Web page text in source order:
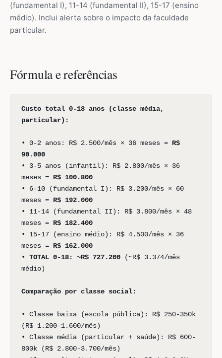
(fundamental I), 11-14 (fundamental II), 15-17 (ensino
médio). Inclui alerta sobre o impacto da faculdade
particular.
Fórmula e referências
Custo total 0-18 anos (classe média,
particular):
• 0-2 anos: R$ 2.500/mês × 36 meses = R$
90.000
• 3-5 anos (infantil): R$ 2.800/mês × 36
meses = R$ 100.800
• 6-10 (fundamental I): R$ 3.200/mês × 60
meses = R$ 192.000
• 11-14 (fundamental II): R$ 3.800/mês × 48
meses = R$ 182.400
• 15-17 (ensino médio): R$ 4.500/mês × 36
meses = R$ 162.000
• TOTAL 0-18: ~R$ 727.200 (~R$ 3.374/mês
médio)
Comparação por classe social:
• Classe baixa (escola pública): R$ 250-350k
(R$ 1.200-1.600/mês)
• Classe média (particular + saúde): R$ 600-
800k (R$ 2.800-3.700/mês)